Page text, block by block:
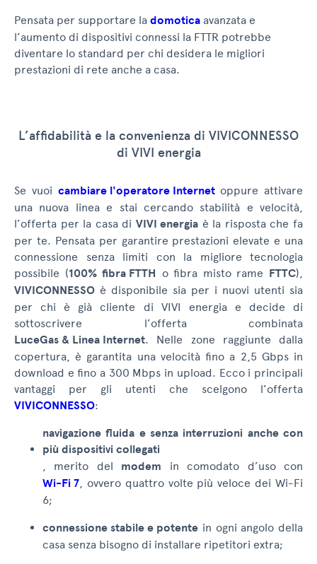
Pensata per supportare la domotica avanzata e
l’aumento di dispositivi connessi la FTTR potrebbe
diventare lo standard per chi desidera le migliori
prestazioni di rete anche a casa.
L’affidabilità e la convenienza di VIVICONNESSO
di VIVI energia
Se vuoi cambiare l'operatore Internetoppure attivare
una nuova linea e stai cercando stabilità e velocità,
l’offerta per la casa di VIVI energia è la risposta che fa
per te. Pensata per garantire prestazioni elevate e una
connessione senza limiti con la migliore tecnologia
possibile (100% fibra FTTH o fibra misto rame FTTC),
VIVICONNESSO è disponibile sia per i nuovi utenti sia
per chi è già cliente di VIVI energia e decide di
sottoscrivere l’offerta combinata
LuceGas & Linea Internet. Nelle zone raggiunte dalla
copertura, è garantita una velocità fino a 2,5 Gbps in
download e fino a 300 Mbps in upload. Ecco i principali
vantaggi per gli utenti che scelgono l’offerta
VIVICONNESSO:
navigazione fluida e senza interruzioni anche con
più dispositivi collegati
, merito del modem in comodato d’uso con
Wi-Fi 7 , ovvero quattro volte più veloce dei Wi-Fi
6;
connessione stabile e potente in ogni angolo della
casa senza bisogno di installare ripetitori extra;